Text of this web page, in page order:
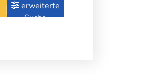
erweiterte
Suche